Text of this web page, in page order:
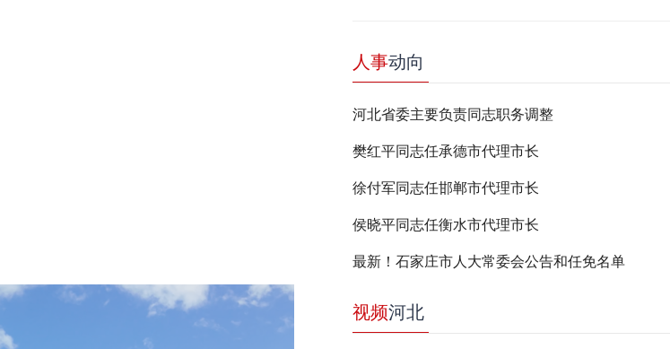
人事动向
河北省委主要负责同志职务调整
樊红平同志任承德市代理市长
徐付军同志任邯郸市代理市长
侯晓平同志任衡水市代理市长
最新！石家庄市人大常委会公告和任免名单
视频河北